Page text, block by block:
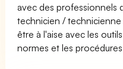
avec des professionnels
technicien /
être à l'aise avec les
normes et les